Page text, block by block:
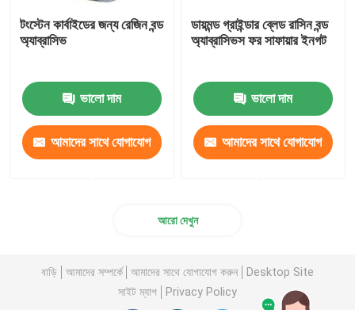
টংস্টেন কার্বাইডের জন্য রেজিন বন্ড
অ্যাব্রাসিভ
ভালো দাম
আমাদের সাথে যোগাযোগ
ডায়মন্ড গ্রাইন্ডার ব্লেড রাসিন বন্ড
অ্যাব্রাসিভস ফর সাফায়ার ইনগট
ভালো দাম
আমাদের সাথে যোগাযোগ
আরো দেখুন
বাড়ি আমাদের সম্পর্কে আমাদের সাথে যোগাযোগ করুন
Desktop Site
সাইট ম্যাপ
Privacy Policy